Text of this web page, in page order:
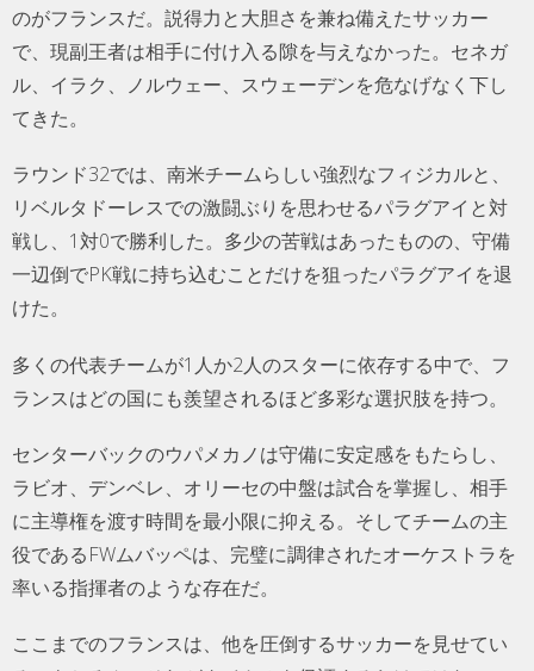
のがフランスだ。説得力と大胆さを兼ね備えたサッカー
で、現副王者は相手に付け入る隙を与えなかった。セネガ
ル、イラク、ノルウェー、スウェーデンを危なげなく下し
てきた。
ラウンド32では、南米チームらしい強烈なフィジカルと、
リベルタドーレスでの激闘ぶりを思わせるパラグアイと対
戦し、1対0で勝利した。多少の苦戦はあったものの、守備
一辺倒でPK戦に持ち込むことだけを狙ったパラグアイを退
けた。
多くの代表チームが1人か2人のスターに依存する中で、フ
ランスはどの国にも羨望されるほど多彩な選択肢を持つ。
センターバックのウパメカノは守備に安定感をもたらし、
ラビオ、デンベレ、オリーセの中盤は試合を掌握し、相手
に主導権を渡す時間を最小限に抑える。そしてチームの主
役であるFWムバッペは、完璧に調律されたオーケストラを
率いる指揮者のような存在だ。
ここまでのフランスは、他を圧倒するサッカーを見せてい